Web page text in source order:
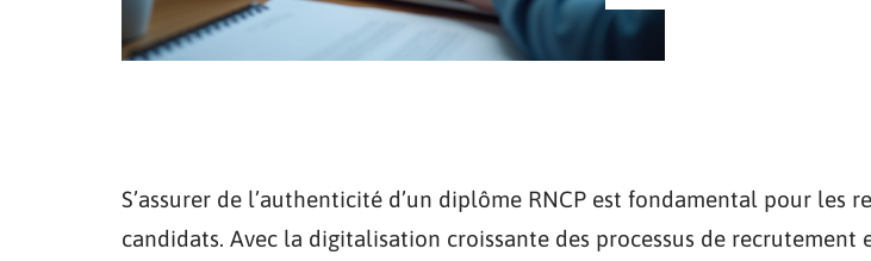
S’assurer de l’authenticité d’un diplôme RNCP est fondamental pour les
candidats. Avec la digitalisation croissante des processus de recrutement